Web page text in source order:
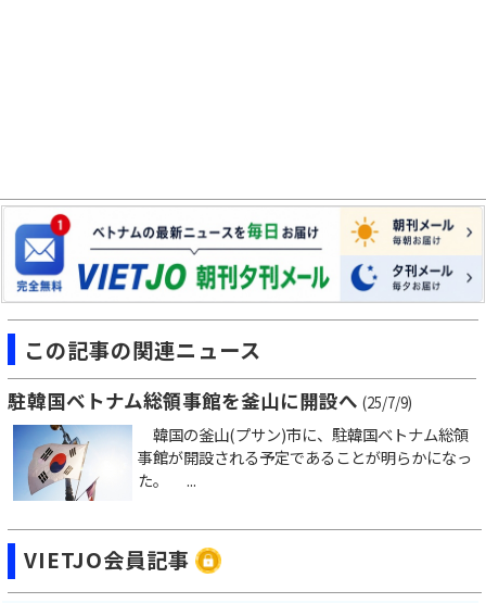
この記事の関連ニュース
駐韓国ベトナム総領事館を釜山に開設へ (25/7/9)
韓国の釜山(プサン)市に、駐韓国ベトナム総領
事館が開設される予定であることが明らかになっ
た。 ...
VIETJO会員記事